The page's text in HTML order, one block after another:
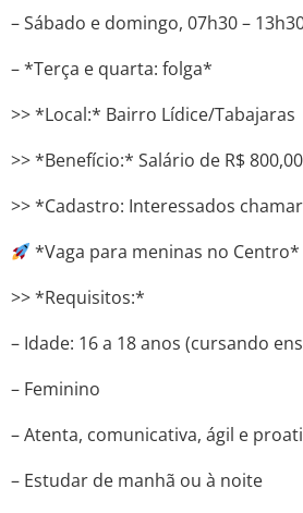
– Sábado e domingo, 07h30 –
– *Terça e quarta: folga*
>> *Local:* Bairro Lídice/Tabajaras
>> *Benefício:* Salário de R$
>> *Cadastro: Interessados
*Vaga para meninas no Centro*
>> *Requisitos:*
– Idade: 16 a 18 anos (cursando
– Feminino
– Atenta, comunicativa, ágil e
– Estudar de manhã ou à noite